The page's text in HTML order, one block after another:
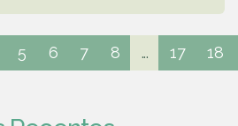
5 6 7 8 ... 17 18